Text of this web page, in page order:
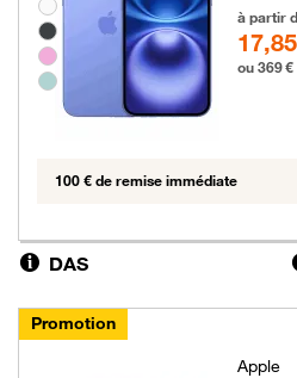
à partir
ou 369 €
100 € de remise immédiate
DAS
Promotion
Apple